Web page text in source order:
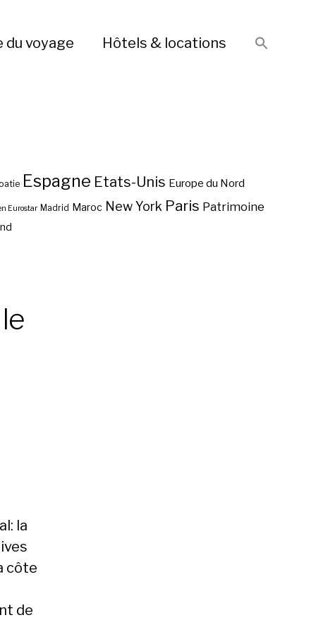
du voyage Hôtels & locations
Espagne Etats-Unis Europe du Nord
Eurostar Madrid Maroc New York Paris Patrimoine
la
côte
de